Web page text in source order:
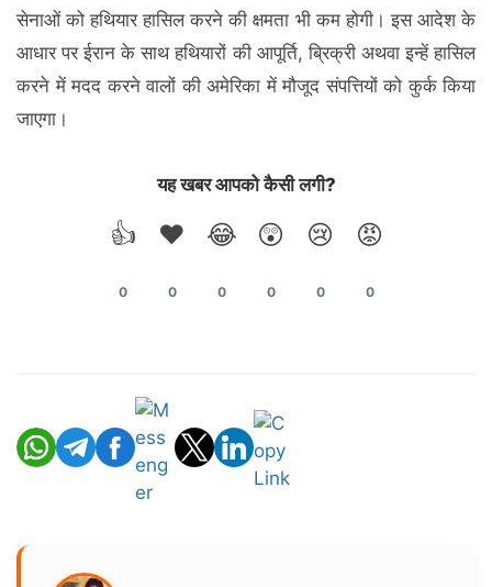
सेनाओं को हथियार हासिल करने की क्षमता भी कम होगी। इस आदेश के
आधार पर ईरान के साथ हथियारों की आपूर्ति, ब्रिक्री अथवा इन्‍हें हासिल
करने में मदद करने वालों की अमेरिका में मौजूद संपत्तियों को कुर्क किया
जाएगा।
यह खबर आपको कैसी लगी?
👍
0
❤️
0
😂
0
😲
0
😢
0
😡
0